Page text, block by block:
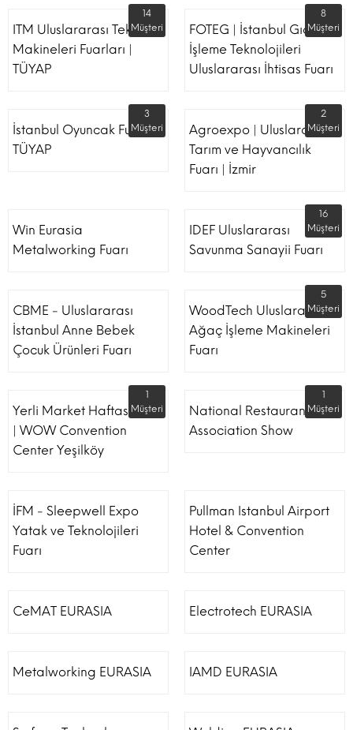
ITM Uluslararası Tekstil
Makineleri Fuarları |
TÜYAP
14
Müşteri
FOTEG | İstanbul Gıda
İşleme Teknolojileri
Uluslararası İhtisas Fuarı
8
Müşteri
İstanbul Oyuncak Fuarı -
TÜYAP
3
Müşteri
Agroexpo | Uluslararası
Tarım ve Hayvancılık
Fuarı | İzmir
2
Müşteri
Win Eurasia
Metalworking Fuarı
IDEF Uluslararası
Savunma Sanayii Fuarı
16
Müşteri
CBME - Uluslararası
İstanbul Anne Bebek
Çocuk Ürünleri Fuarı
WoodTech Uluslararası
Ağaç İşleme Makineleri
Fuarı
5
Müşteri
Yerli Market Haftası Fuarı
| WOW Convention
Center Yeşilköy
1
Müşteri
National Restaurant
Association Show
1
Müşteri
İFM - Sleepwell Expo
Yatak ve Teknolojileri
Fuarı
Pullman Istanbul Airport
Hotel & Convention
Center
CeMAT EURASIA Electrotech EURASIA
Metalworking EURASIA IAMD EURASIA